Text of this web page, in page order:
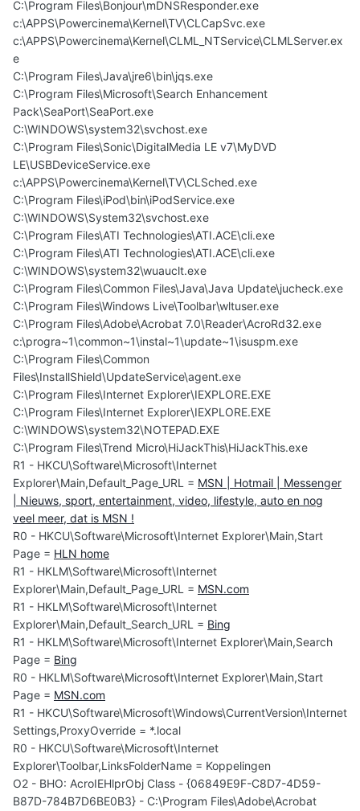
C:\Program Files\Bonjour\mDNSResponder.exe
c:\APPS\Powercinema\Kernel\TV\CLCapSvc.exe
c:\APPS\Powercinema\Kernel\CLML_NTService\CLMLServer.ex
e
C:\Program Files\Java\jre6\bin\jqs.exe
C:\Program Files\Microsoft\Search Enhancement
Pack\SeaPort\SeaPort.exe
C:\WINDOWS\system32\svchost.exe
C:\Program Files\Sonic\DigitalMedia LE v7\MyDVD
LE\USBDeviceService.exe
c:\APPS\Powercinema\Kernel\TV\CLSched.exe
C:\Program Files\iPod\bin\iPodService.exe
C:\WINDOWS\System32\svchost.exe
C:\Program Files\ATI Technologies\ATI.ACE\cli.exe
C:\Program Files\ATI Technologies\ATI.ACE\cli.exe
C:\WINDOWS\system32\wuauclt.exe
C:\Program Files\Common Files\Java\Java Update\jucheck.exe
C:\Program Files\Windows Live\Toolbar\wltuser.exe
C:\Program Files\Adobe\Acrobat 7.0\Reader\AcroRd32.exe
c:\progra~1\common~1\instal~1\update~1\isuspm.exe
C:\Program Files\Common
Files\InstallShield\UpdateService\agent.exe
C:\Program Files\Internet Explorer\IEXPLORE.EXE
C:\Program Files\Internet Explorer\IEXPLORE.EXE
C:\WINDOWS\system32\NOTEPAD.EXE
C:\Program Files\Trend Micro\HiJackThis\HiJackThis.exe
R1 - HKCU\Software\Microsoft\Internet
Explorer\Main,Default_Page_URL = MSN | Hotmail | Messenger
| Nieuws, sport, entertainment, video, lifestyle, auto en nog
veel meer, dat is MSN !
R0 - HKCU\Software\Microsoft\Internet Explorer\Main,Start
Page = HLN home
R1 - HKLM\Software\Microsoft\Internet
Explorer\Main,Default_Page_URL = MSN.com
R1 - HKLM\Software\Microsoft\Internet
Explorer\Main,Default_Search_URL = Bing
R1 - HKLM\Software\Microsoft\Internet Explorer\Main,Search
Page = Bing
R0 - HKLM\Software\Microsoft\Internet Explorer\Main,Start
Page = MSN.com
R1 - HKCU\Software\Microsoft\Windows\CurrentVersion\Internet
Settings,ProxyOverride = *.local
R0 - HKCU\Software\Microsoft\Internet
Explorer\Toolbar,LinksFolderName = Koppelingen
O2 - BHO: AcroIEHlprObj Class - {06849E9F-C8D7-4D59-
B87D-784B7D6BE0B3} - C:\Program Files\Adobe\Acrobat